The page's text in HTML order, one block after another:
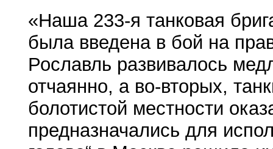
«Наша 233-я танковая
была введена в бой на
Рославль развивалось
отчаянно, а во-вторых,
болотистой местности
предназначались для